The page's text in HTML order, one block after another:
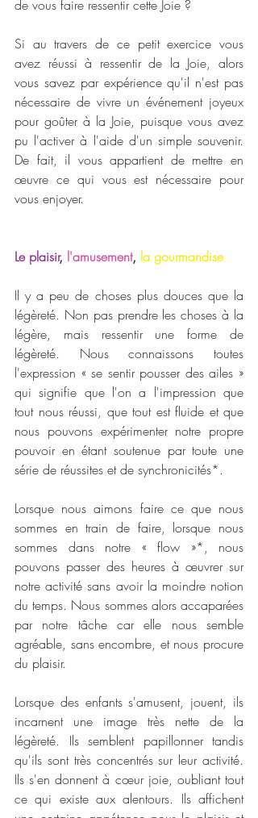
de vous faire ressentir cette Joie ?
Si au travers de ce petit exercice vous
avez réussi à ressentir de la Joie, alors
vous savez par expérience qu'il n'est pas
nécessaire de vivre un événement joyeux
pour goûter à la Joie, puisque vous avez
pu l'activer à l'aide d'un simple souvenir.
De fait, il vous appartient de mettre en
œuvre ce qui vous est nécessaire pour
vous enjoyer.
Le plaisir, l'amusement, la gourmandise
Il y a peu de choses plus douces que la
légèreté. Non pas prendre les choses à la
légère, mais ressentir une forme de
légèreté. Nous connaissons toutes
l'expression « se sentir pousser des ailes »
qui signifie que l'on a l'impression que
tout nous réussi, que tout est fluide et que
nous pouvons expérimenter notre propre
pouvoir en étant soutenue par toute une
série de réussites et de synchronicités*.
Lorsque nous aimons faire ce que nous
sommes en train de faire, lorsque nous
sommes dans notre « flow »*, nous
pouvons passer des heures à œuvrer sur
notre activité sans avoir la moindre notion
du temps. Nous sommes alors accaparées
par notre tâche car elle nous semble
agréable, sans encombre, et nous procure
du plaisir.
Lorsque des enfants s'amusent, jouent, ils
incarnent une image très nette de la
légèreté. Ils semblent papillonner tandis
qu'ils sont très concentrés sur leur activité.
Ils s'en donnent à cœur joie, oubliant tout
ce qui existe aux alentours. Ils affichent